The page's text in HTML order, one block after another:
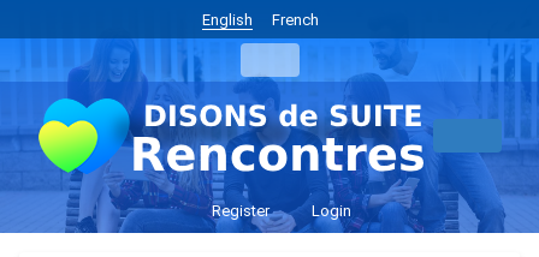
English French
Register Login